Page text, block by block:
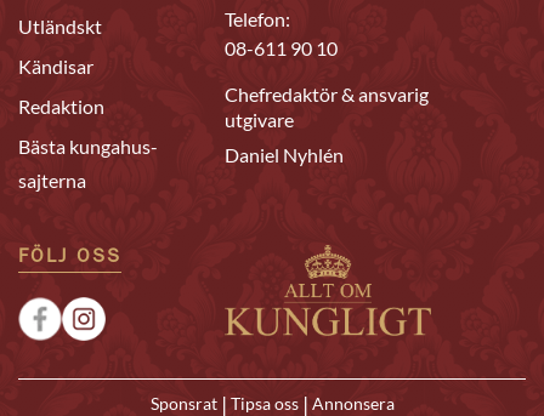
Utländskt
Kändisar
Redaktion
Bästa kungahus-
sajterna
Telefon:
08-611 90 10
Chefredaktör & ansvarig
utgivare
Daniel Nyhlén
FÖLJ OSS
Sponsrat | Tipsa oss | Annonsera